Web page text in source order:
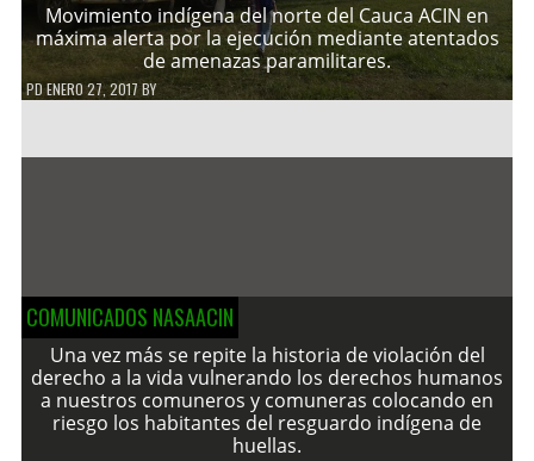
Movimiento indígena del norte del Cauca ACIN en
máxima alerta por la ejecución mediante atentados
de amenazas paramilitares.
PDENERO 27, 2017 BY
COMUNICADOS NASAACIN
Una vez más se repite la historia de violación del
derecho a la vida vulnerando los derechos humanos
a nuestros comuneros y comuneras colocando en
riesgo los habitantes del resguardo indígena de
huellas.